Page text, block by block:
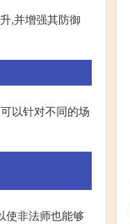
,并增强其防御
以针对不同的场
使非法师也能够